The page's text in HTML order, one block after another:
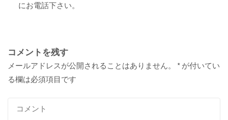
にお電話下さい。
コメントを残す
メールアドレスが公開されることはありません。 * が付いてい
る欄は必須項目です